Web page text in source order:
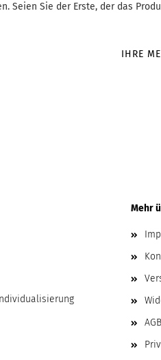
Seien Sie der Erste, der das
IHRE
Mehr
AGB